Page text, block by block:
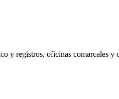
y registros, oficinas comarcales y